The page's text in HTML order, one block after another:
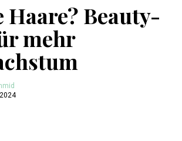
Haare? Beauty-
mehr